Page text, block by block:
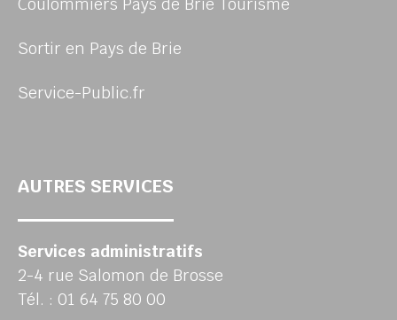
Coulommiers Pays de Brie Tourisme
Sortir en Pays de Brie
Service-Public.fr
AUTRES SERVICES
Services administratifs
2-4 rue Salomon de Brosse
Tél. : 01 64 75 80 00